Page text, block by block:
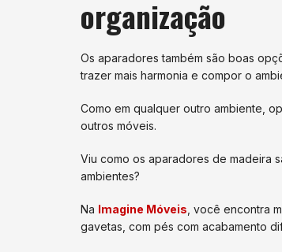
organização
Os aparadores também são boas
trazer mais harmonia e compor o
Como em qualquer outro ambiente,
outros móveis.
Viu como os aparadores de madeira
ambientes?
Na Imagine Móveis , você encontra
gavetas, com pés com acabamento